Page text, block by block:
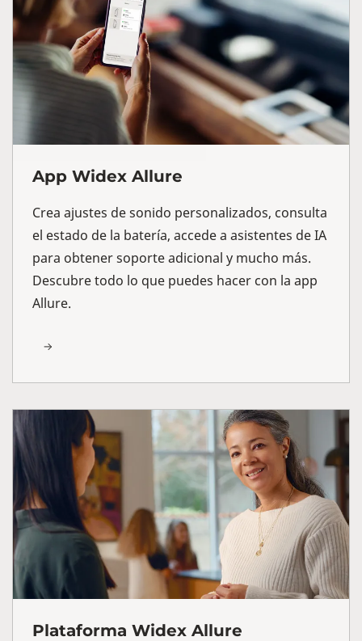
App Widex Allure
Crea ajustes de sonido personalizados, consulta
el estado de la batería, accede a asistentes de IA
para obtener soporte adicional y mucho más.
Descubre todo lo que puedes hacer con la app
Allure.
Plataforma Widex Allure